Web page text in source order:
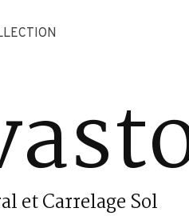
et Carrelage Sol